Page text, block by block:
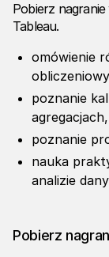
Pobierz
Tableau.
omówienie
poznanie
agregacjach,
poznanie
nauka
analizie
Pobierz